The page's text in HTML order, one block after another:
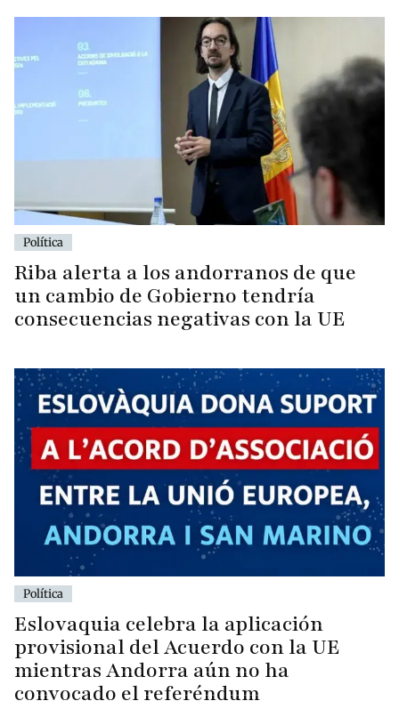
Política
Riba alerta a los andorranos de que
un cambio de Gobierno tendría
consecuencias negativas con la UE
Política
Eslovaquia celebra la aplicación
provisional del Acuerdo con la UE
mientras Andorra aún no ha
convocado el referéndum